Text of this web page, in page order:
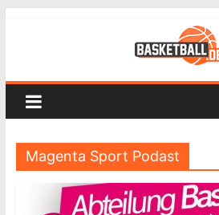
Magenta Sport Podast